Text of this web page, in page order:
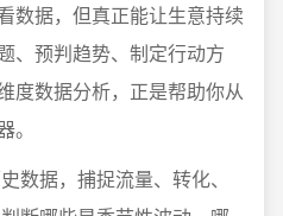
数据，但真正能让生意持续
、预判趋势、制定行动方
度数据分析，正是帮助你从
数据，捕捉流量、转化、